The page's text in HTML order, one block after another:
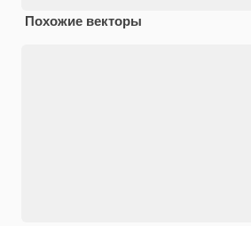
Похожие векторы